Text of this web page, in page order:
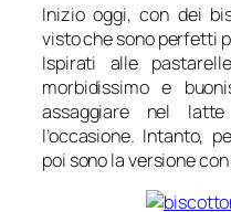
Inizio oggi, con dei
visto che sono perfetti
Ispirati alle
morbidissimo e
assaggiare nel
l’occasione. Intanto,
poi sono la versione